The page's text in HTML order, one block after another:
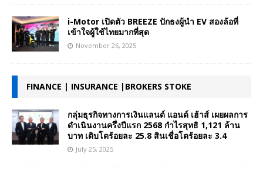
i-Motor เปิดตัว BREEZE ปักธงผู้นำ EV สองล้อที่
เข้าใจผู้ใช้ไทยมากที่สุด
November 26, 2025
FINANCE | INSURANCE |BROKERS STOKE
กลุ่มธุรกิจทางการเงินแลนด์ แอนด์ เฮ้าส์ เผยผลการ
ดำเนินงานครึ่งปีแรก 2568 กำไรสุทธิ 1,121 ล้าน
บาท เติบโตร้อยละ 25.8 สินเชื่อโตร้อยละ 3.4
July 25, 2025